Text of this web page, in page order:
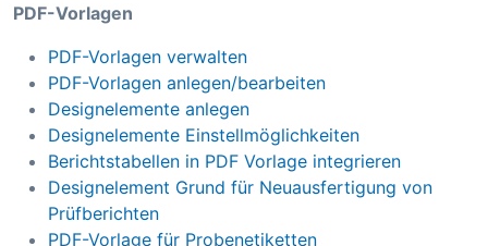
PDF-Vorlagen
PDF-Vorlagen verwalten
PDF-Vorlagen anlegen/bearbeiten
Designelemente anlegen
Designelemente Einstellmöglichkeiten
Berichtstabellen in PDF Vorlage integrieren
Designelement Grund für Neuausfertigung von
Prüfberichten
PDF-Vorlage für Probenetiketten